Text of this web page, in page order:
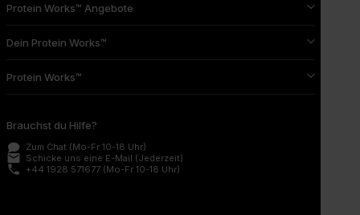
Protein Works™ Angebote
Dein Protein Works™
Protein Works™
Brauchst du Hilfe?
Zum Chat (Mo-Fr 10-18 Uhr)
email Schicke uns eine E-Mail (Jederzeit)
phone +44 1928 571677 (Mo-Fr 10-18 Uhr)